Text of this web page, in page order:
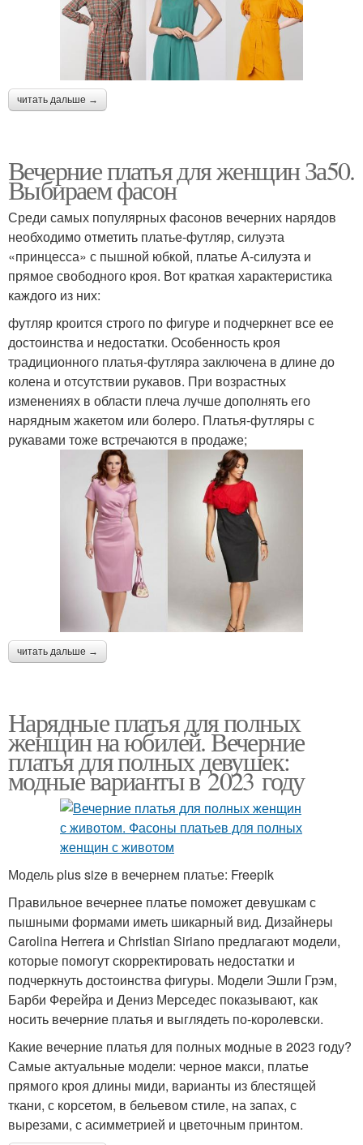
читать дальше →
Вечерние платья для женщин За50.
Выбираем фасон
Среди самых популярных фасонов вечерних нарядов
необходимо отметить платье-футляр, силуэта
«принцесса» с пышной юбкой, платье А-силуэта и
прямое свободного кроя. Вот краткая характеристика
каждого из них:
футляр кроится строго по фигуре и подчеркнет все ее
достоинства и недостатки. Особенность кроя
традиционного платья-футляра заключена в длине до
колена и отсутствии рукавов. При возрастных
изменениях в области плеча лучше дополнять его
нарядным жакетом или болеро. Платья-футляры с
рукавами тоже встречаются в продаже;
читать дальше →
Нарядные платья для полных
женщин на юбилей. Вечерние
платья для полных девушек:
модные варианты в 2023 году
Модель plus size в вечернем платье: Freepik
Правильное вечернее платье поможет девушкам с
пышными формами иметь шикарный вид. Дизайнеры
Carolina Herrera и Christian Siriano предлагают модели,
которые помогут скорректировать недостатки и
подчеркнуть достоинства фигуры. Модели Эшли Грэм,
Барби Ферейра и Дениз Мерседес показывают, как
носить вечерние платья и выглядеть по-королевски.
Какие вечерние платья для полных модные в 2023 году?
Самые актуальные модели: черное макси, платье
прямого кроя длины миди, варианты из блестящей
ткани, с корсетом, в бельевом стиле, на запах, с
вырезами, с асимметрией и цветочным принтом.